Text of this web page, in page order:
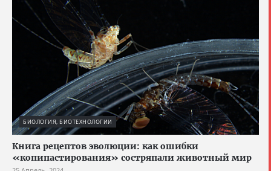
БИОЛОГИЯ, БИОТЕХНОЛОГИИ
Книга рецептов эволюции: как ошибки
«копипастирования» состряпали животный мир